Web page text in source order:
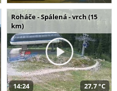
Roháče - Spálená - vrch (15
km)
14:24 27,7 °C